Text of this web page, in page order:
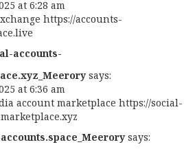
at 6:28 am
https://accounts-
accounts-
says:
at 6:36 am
account marketplace https://social-
says: